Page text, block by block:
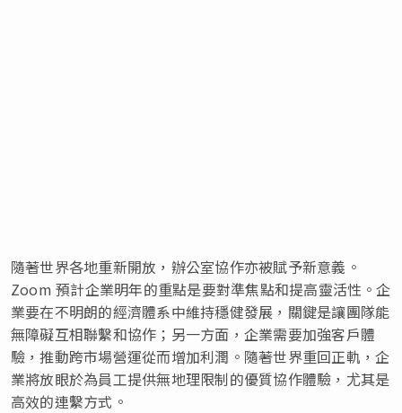
隨著世界各地重新開放，辦公室協作亦被賦予新意義。
Zoom 預計企業明年的重點是要對準焦點和提高靈活性。企
業要在不明朗的經濟體系中維持穩健發展，關鍵是讓團隊能
無障礙互相聯繫和協作；另一方面，企業需要加強客戶體
驗，推動跨市場營運從而增加利潤。隨著世界重回正軌，企
業將放眼於為員工提供無地理限制的優質協作體驗，尤其是
高效的連繫方式。